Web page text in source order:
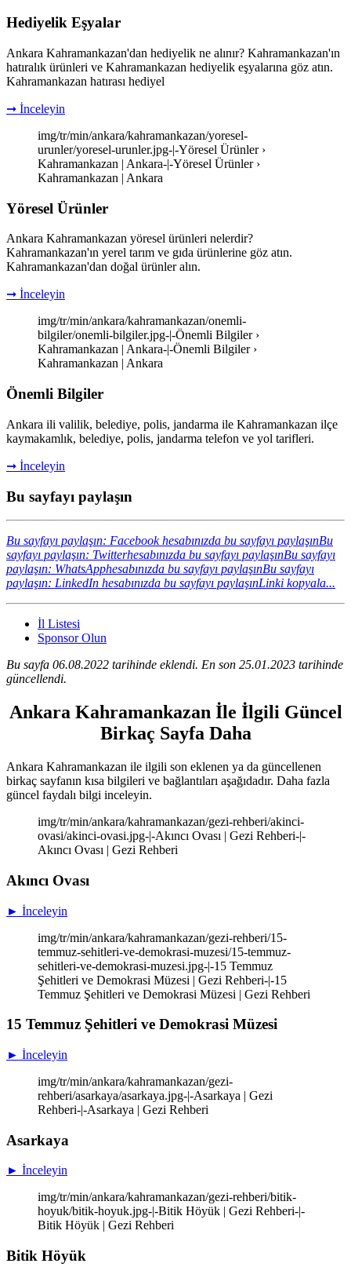
Hediyelik Eşyalar
Ankara Kahramankazan'dan hediyelik ne alınır? Kahramankazan'ın
hatıralık ürünleri ve Kahramankazan hediyelik eşyalarına göz atın.
Kahramankazan hatırası hediyel
➞ İnceleyin
img/tr/min/ankara/kahramankazan/yoresel-
urunler/yoresel-urunler.jpg-|-Yöresel Ürünler ›
Kahramankazan | Ankara-|-Yöresel Ürünler ›
Kahramankazan | Ankara
Yöresel Ürünler
Ankara Kahramankazan yöresel ürünleri nelerdir?
Kahramankazan'ın yerel tarım ve gıda ürünlerine göz atın.
Kahramankazan'dan doğal ürünler alın.
➞ İnceleyin
img/tr/min/ankara/kahramankazan/onemli-
bilgiler/onemli-bilgiler.jpg-|-Önemli Bilgiler ›
Kahramankazan | Ankara-|-Önemli Bilgiler ›
Kahramankazan | Ankara
Önemli Bilgiler
Ankara ili valilik, belediye, polis, jandarma ile Kahramankazan ilçe
kaymakamlık, belediye, polis, jandarma telefon ve yol tarifleri.
➞ İnceleyin
Bu sayfayı paylaşın
Bu sayfayı paylaşın: Facebook hesabınızda bu sayfayı paylaşınBu
sayfayı paylaşın: Twitterhesabınızda bu sayfayı paylaşınBu sayfayı
paylaşın: WhatsApphesabınızda bu sayfayı paylaşınBu sayfayı
paylaşın: LinkedIn hesabınızda bu sayfayı paylaşınLinki kopyala...
İl Listesi
Sponsor Olun
Bu sayfa 06.08.2022 tarihinde eklendi. En son 25.01.2023 tarihinde
güncellendi.
Ankara Kahramankazan İle İlgili Güncel
Birkaç Sayfa Daha
Ankara Kahramankazan ile ilgili son eklenen ya da güncellenen
birkaç sayfanın kısa bilgileri ve bağlantıları aşağıdadır. Daha fazla
güncel faydalı bilgi inceleyin.
img/tr/min/ankara/kahramankazan/gezi-rehberi/akinci-
ovasi/akinci-ovasi.jpg-|-Akıncı Ovası | Gezi Rehberi-|-
Akıncı Ovası | Gezi Rehberi
Akıncı Ovası
► İnceleyin
img/tr/min/ankara/kahramankazan/gezi-rehberi/15-
temmuz-sehitleri-ve-demokrasi-muzesi/15-temmuz-
sehitleri-ve-demokrasi-muzesi.jpg-|-15 Temmuz
Şehitleri ve Demokrasi Müzesi | Gezi Rehberi-|-15
Temmuz Şehitleri ve Demokrasi Müzesi | Gezi Rehberi
15 Temmuz Şehitleri ve Demokrasi Müzesi
► İnceleyin
img/tr/min/ankara/kahramankazan/gezi-
rehberi/asarkaya/asarkaya.jpg-|-Asarkaya | Gezi
Rehberi-|-Asarkaya | Gezi Rehberi
Asarkaya
► İnceleyin
img/tr/min/ankara/kahramankazan/gezi-rehberi/bitik-
hoyuk/bitik-hoyuk.jpg-|-Bitik Höyük | Gezi Rehberi-|-
Bitik Höyük | Gezi Rehberi
Bitik Höyük